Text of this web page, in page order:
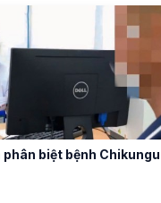
phân biệt bệnh